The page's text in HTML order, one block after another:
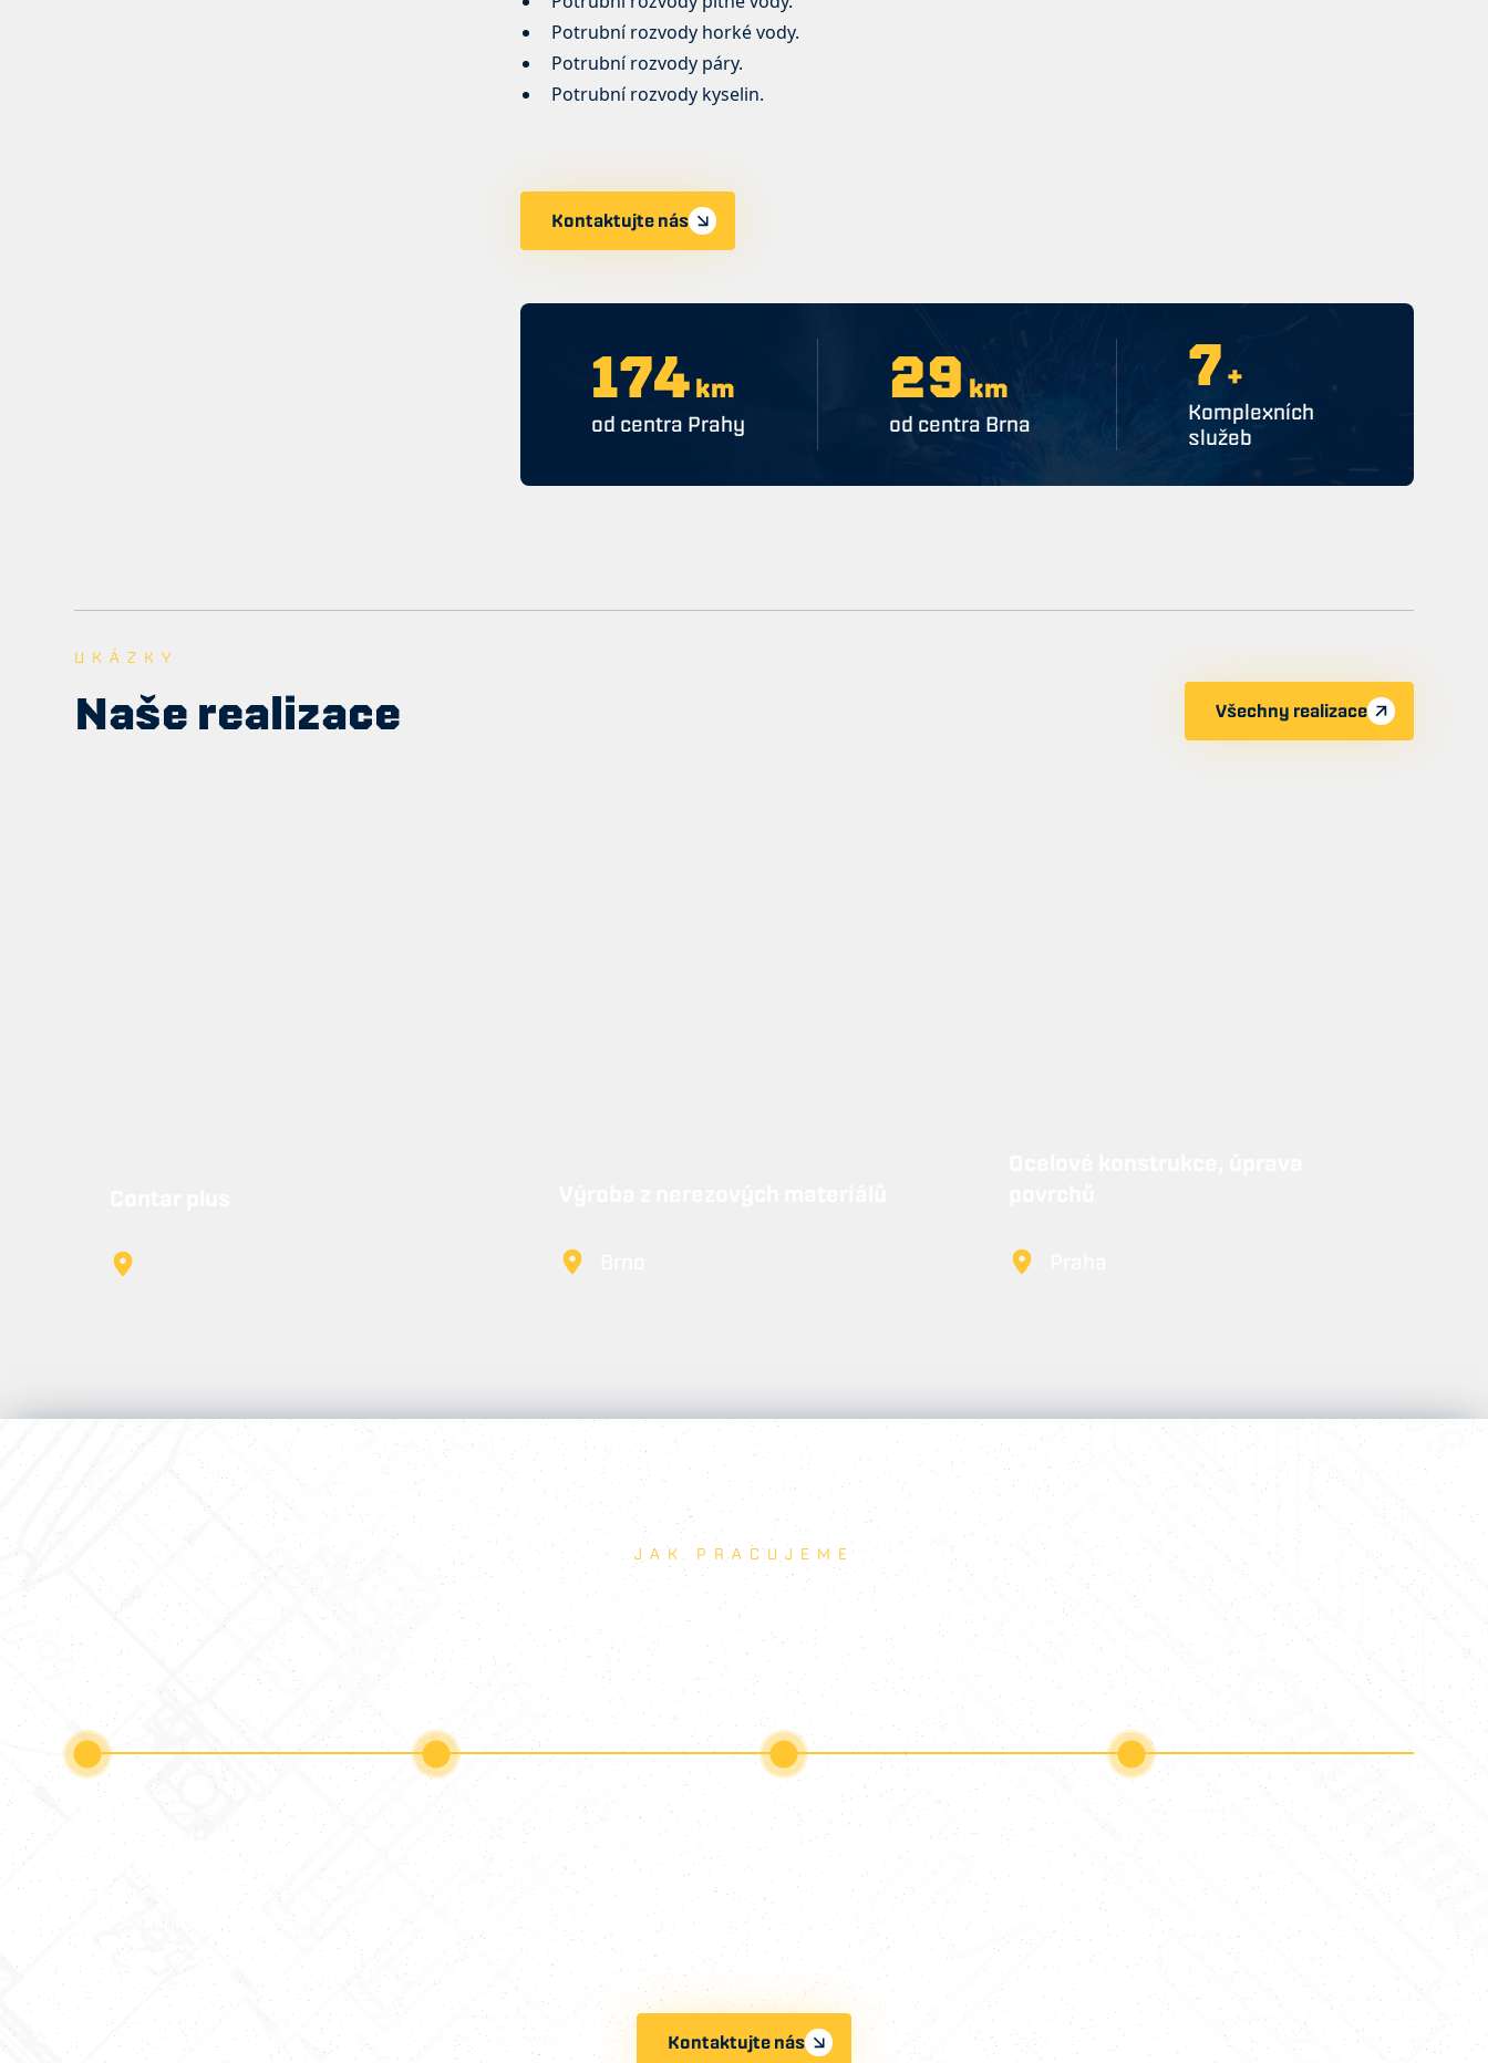
Potrubní rozvody horké vody.
Potrubní rozvody páry.
Potrubní rozvody kyselin.
Kontaktujte nás
210 km
od centra Prahy
36 km
od centra Brna
9 +
Komplexních
služeb
UKÁZKY
Naše realizace Všechny realizace
JAK PRACUJEME
Postup realizace
1. Poptávka
Zavolejte nám, napište e-mail,
nebo nám na sebe nechejte
kontakt.
2. Konzultace
Spojíme se s vámi, zkonzultujeme
technologické možnosti výroby.
3. Cenová nabídka
Připravíme vám detailní cenovou
termínu realizace.
4. Realizace
V dohodnutém termínu
provedeme realizaci vaší zakázky.
Kontaktujte nás